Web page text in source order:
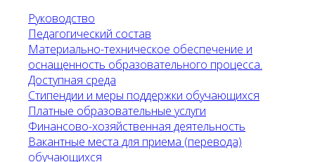
Руководство
Педагогический состав
Материально-техническое обеспечение и
оснащенность образовательного процесса.
Доступная среда
Стипендии и меры поддержки обучающихся
Платные образовательные услуги
Финансово-хозяйственная деятельность
Вакантные места для приема (перевода)
обучающихся